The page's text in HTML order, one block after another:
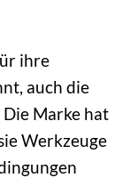
ihre
auch die
Marke hat
Werkzeuge